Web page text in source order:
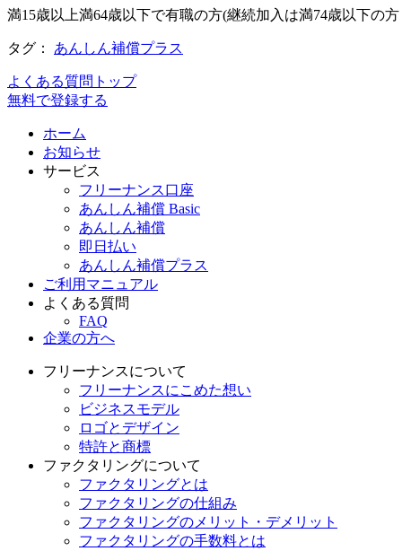
満15歳以上満64歳以下で有職の方(継続加入は満74歳以下の
タグ： あんしん補償プラス
よくある質問トップ
無料で登録する
ホーム
お知らせ
サービス
フリーナンス口座
あんしん補償 Basic
あんしん補償
即日払い
あんしん補償プラス
ご利用マニュアル
よくある質問
FAQ
企業の方へ
フリーナンスについて
フリーナンスにこめた想い
ビジネスモデル
ロゴとデザイン
特許と商標
ファクタリングについて
ファクタリングとは
ファクタリングの仕組み
ファクタリングのメリット・デメリット
ファクタリングの手数料とは